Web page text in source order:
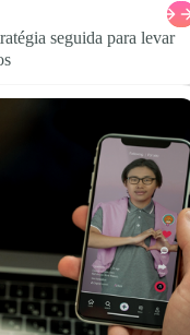
seguida para levar